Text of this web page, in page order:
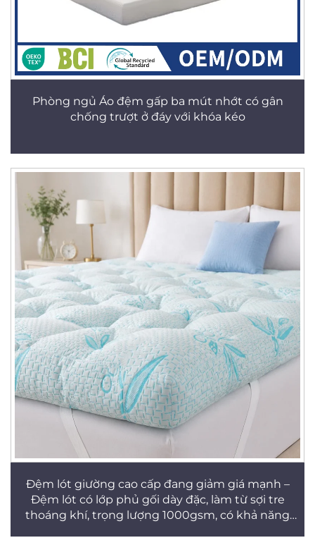
Phòng ngủ Áo đệm gấp ba mút nhớt có gân
chống trượt ở đáy với khóa kéo
Đệm lót giường cao cấp đang giảm giá mạnh –
Đệm lót có lớp phủ gối dày đặc, làm từ sợi tre
thoáng khí, trọng lượng 1000gsm, có khả năng